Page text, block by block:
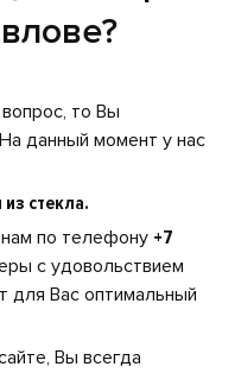
то Вы
данный момент у нас
стекла.
по телефону +7
с удовольствием
для Вас оптимальный
Вы всегда